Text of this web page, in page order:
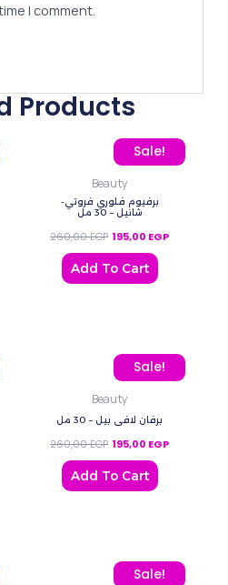
I comment.
Products
260,00 EGP.
price is: 195,00 EGP. Sale!
Beauty
برفيوم فلوري فروتي-
شانيل – 30 مل
260,00EGP
Original price was:
195,00 EGP
Current
Add To Cart
260,00 EGP.
price is: 195,00 EGP. Sale!
Beauty
برفان لافي بيل – 30 مل
260,00EGP
Original price was:
195,00 EGP
Current
Add To Cart
240,00 EGP.
price is: 190,00 EGP. Sale!
Original price was:
Current price